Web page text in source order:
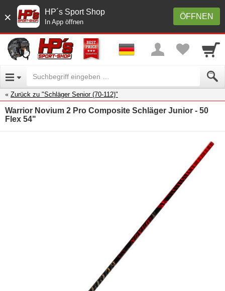
× ÖFFNEN
HP´s Sport Shop
In App öffnen
Zurück zu "Schläger Senior (70-112)"
Warrior Novium 2 Pro Composite Schläger Junior - 50
Flex 54"